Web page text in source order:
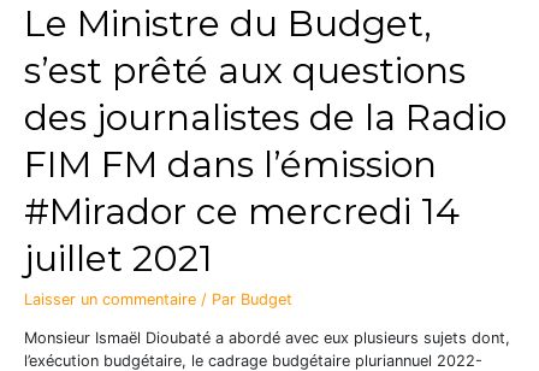
Le Ministre du Budget,
s’est prêté aux questions
des journalistes de la Radio
FIM FM dans l’émission
#Mirador ce mercredi 14
juillet 2021
Laisser un commentaire / Par Budget
Monsieur Ismaël Dioubaté a abordé avec eux plusieurs sujets dont,
l’exécution budgétaire, le cadrage budgétaire pluriannuel 2022-